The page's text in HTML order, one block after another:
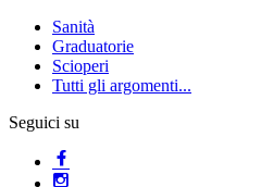
Sanità
Graduatorie
Scioperi
Tutti gli argomenti...
Seguici su